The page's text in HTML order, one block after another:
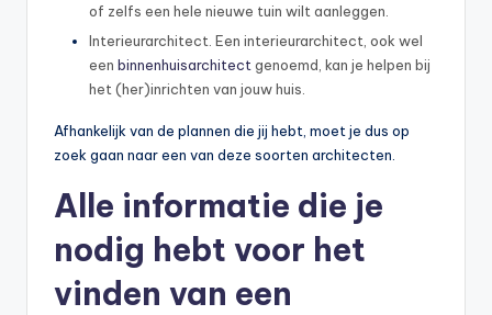
of zelfs een hele nieuwe tuin wilt aanleggen.
Interieurarchitect. Een interieurarchitect, ook wel
een binnenhuisarchitect genoemd, kan je helpen bij
het (her)inrichten van jouw huis.
Afhankelijk van de plannen die jij hebt, moet je dus op
zoek gaan naar een van deze soorten architecten.
Alle informatie die je
nodig hebt voor het
vinden van een